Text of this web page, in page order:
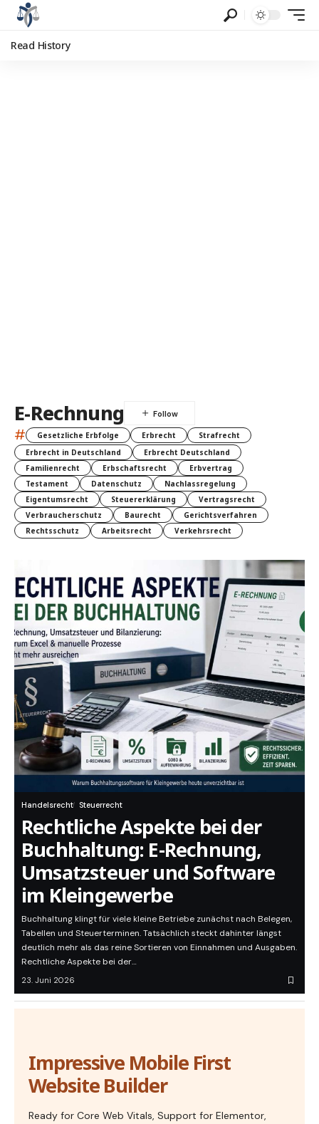
Read History
E-Rechnung
# Gesetzliche Erbfolge Erbrecht
Strafrecht
Erbrecht in Deutschland
Erbrecht Deutschland
Familienrecht
Erbschaftsrecht
Erbvertrag
Testament
Datenschutz
Nachlassregelung
Eigentumsrecht
Steuererklärung
Vertragsrecht
Verbraucherschutz
Baurecht
Gerichtsverfahren
Rechtsschutz
Arbeitsrecht Verkehrsrecht
Handelsrecht Steuerrecht
Rechtliche Aspekte bei der
Buchhaltung: E-Rechnung,
Umsatzsteuer und Software
im Kleingewerbe
Buchhaltung klingt für viele kleine Betriebe zunächst nach Belegen,
Tabellen und Steuerterminen. Tatsächlich steckt dahinter längst
deutlich mehr als das reine Sortieren von Einnahmen und Ausgaben.
Rechtliche Aspekte bei der…
23. Juni 2026
Impressive Mobile First
Website Builder
Ready for Core Web Vitals, Support for Elementor,